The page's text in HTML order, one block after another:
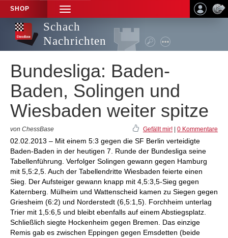
SHOP
TOGGLE
NAVIGATION
Schach
Nachrichten
Bundesliga: Baden-
Baden, Solingen und
Wiesbaden weiter spitze
von ChessBase Gefällt mir! 0 Kommentare
02.02.2013 – Mit einem 5:3 gegen die SF Berlin verteidigte
Baden-Baden in der heutigen 7. Runde der Bundesliga seine
Tabellenführung. Verfolger Solingen gewann gegen Hamburg
mit 5,5:2,5. Auch der Tabellendritte Wiesbaden feierte einen
Sieg. Der Aufsteiger gewann knapp mit 4,5:3,5-Sieg gegen
Katernberg. Mülheim und Wattenscheid kamen zu Siegen gegen
Griesheim (6:2) und Norderstedt (6,5:1,5). Forchheim unterlag
Trier mit 1,5:6,5 und bleibt ebenfalls auf einem Abstiegsplatz.
Schließlich siegte Hockenheim gegen Bremen. Das einzige
Remis gab es zwischen Eppingen gegen Emsdetten (beide